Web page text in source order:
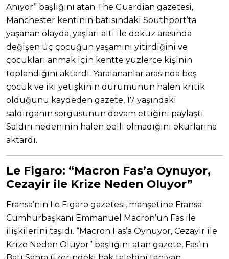
Anıyor” başlığını atan The Guardian gazetesi,
Manchester kentinin batısındaki Southport’ta
yaşanan olayda, yaşları altı ile dokuz arasında
değişen üç çocuğun yaşamını yitirdiğini ve
çocukları anmak için kentte yüzlerce kişinin
toplandığını aktardı. Yaralananlar arasında beş
çocuk ve iki yetişkinin durumunun halen kritik
olduğunu kaydeden gazete, 17 yaşındaki
saldırganın sorgusunun devam ettiğini paylaştı.
Saldırı nedeninin halen belli olmadığını okurlarına
aktardı.
Le Figaro: “Macron Fas’a Oynuyor,
Cezayir ile Krize Neden Oluyor”
Fransa’nın Le Figaro gazetesi, manşetine Fransa
Cumhurbaşkanı Emmanuel Macron’un Fas ile
ilişkilerini taşıdı. “Macron Fas’a Oynuyor, Cezayir ile
Krize Neden Oluyor” başlığını atan gazete, Fas’ın